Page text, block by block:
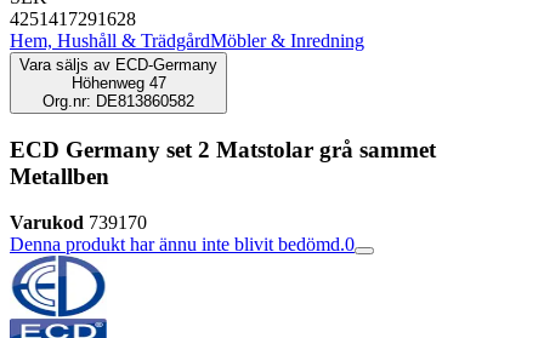
4251417291628
Hem, Hushåll & TrädgårdMöbler & Inredning
Vara säljs av ECD-Germany
Höhenweg 47
Org.nr: DE813860582
ECD Germany set 2 Matstolar grå sammet
Metallben
Varukod 739170
Denna produkt har ännu inte blivit bedömd.0